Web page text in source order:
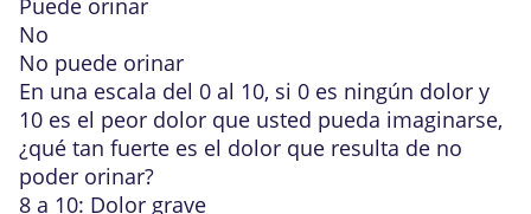
Puede orinar
No
No puede orinar
En una escala del 0 al 10, si 0 es ningún dolor y
10 es el peor dolor que usted pueda imaginarse,
¿qué tan fuerte es el dolor que resulta de no
poder orinar?
8 a 10: Dolor grave